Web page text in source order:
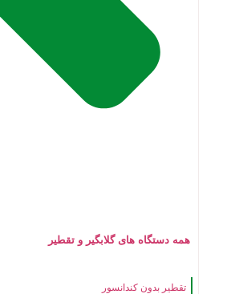
همه دستگاه های گلابگیر و تقطیر
تقطیر بدون کندانسور